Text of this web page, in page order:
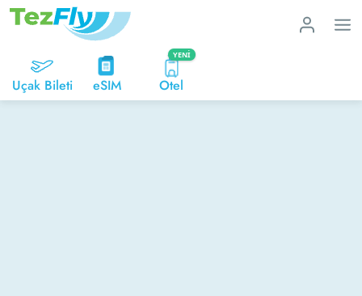
Uçak Bileti eSIM
YENI
Otel